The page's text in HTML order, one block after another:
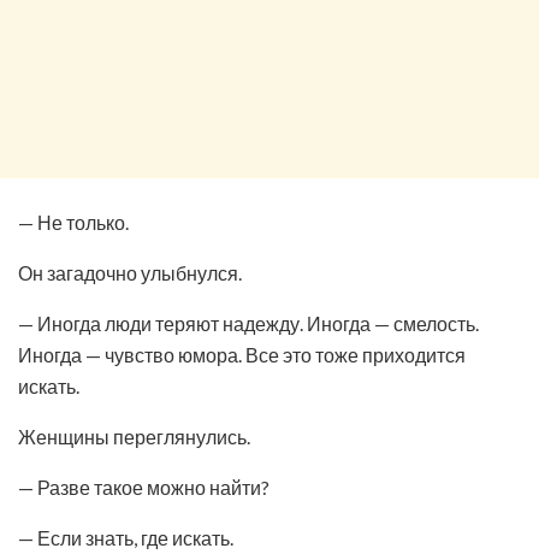
— Не только.
Он загадочно улыбнулся.
— Иногда люди теряют надежду. Иногда — смелость.
Иногда — чувство юмора. Все это тоже приходится
искать.
Женщины переглянулись.
— Разве такое можно найти?
— Если знать, где искать.